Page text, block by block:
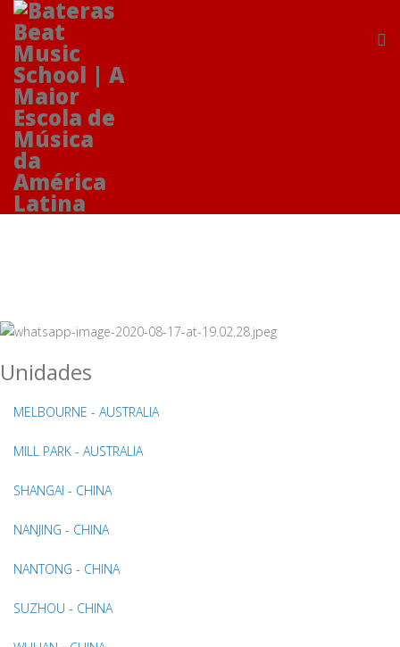
Unidades
MELBOURNE - AUSTRALIA
MILL PARK - AUSTRALIA
SHANGAI - CHINA
NANJING - CHINA
NANTONG - CHINA
SUZHOU - CHINA